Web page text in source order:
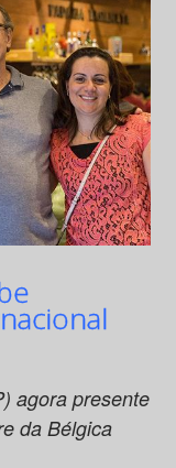
agora presente
da Bélgica